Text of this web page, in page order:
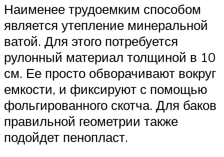
Наименее трудоемким способом
является утепление минеральной
ватой. Для этого потребуется
рулонный материал толщиной в 10
см. Ее просто обворачивают вокруг
емкости, и фиксируют с помощью
фольгированного скотча. Для баков
правильной геометрии также
подойдет пенопласт.